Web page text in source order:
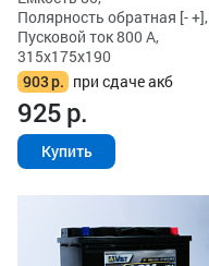
Полярность обратная [- +],
Пусковой ток 800 А,
315x175x190
903р. при сдаче акб
925р.
Купить